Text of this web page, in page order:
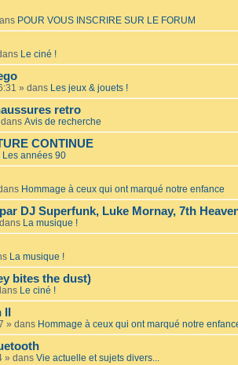
POUR VOUS INSCRIRE SUR LE FORUM
Le ciné !
» dans Les jeux & jouets !
retro
Avis de recherche
CONTINUE
Les années 90
Hommage à ceux qui ont marqué notre enfance
DJ Superfunk, Luke Mornay, 7th
La musique !
La musique !
bites the dust)
Le ciné !
» dans Hommage à ceux qui ont marqué notre
» dans Vie actuelle et sujets divers...